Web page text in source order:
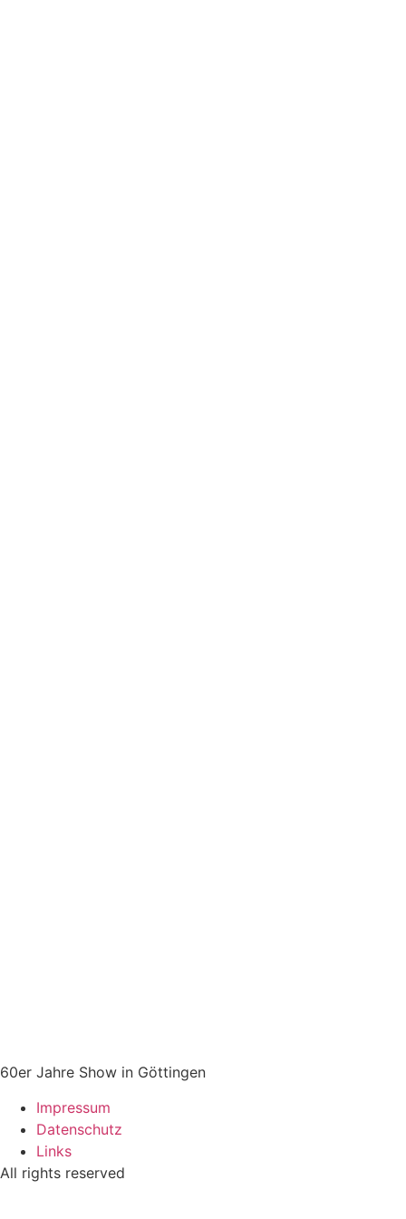
60er Jahre Show in Göttingen
Impressum
Datenschutz
Links
All rights reserved